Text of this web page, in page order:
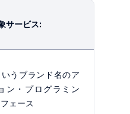
サービス:
いうブランド名のア
ン・プログラミン
ェース